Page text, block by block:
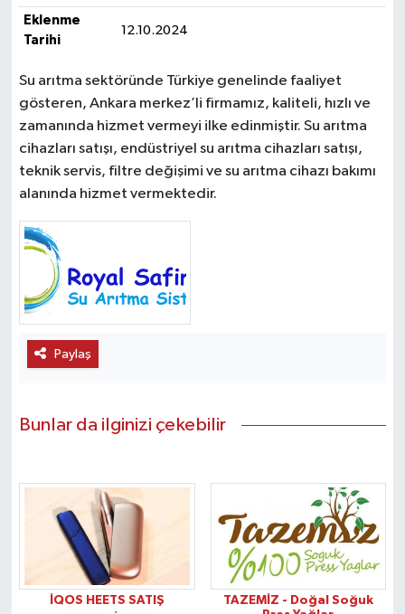
Eklenme
Tarihi
12.10.2024
Su arıtma sektöründe Türkiye genelinde faaliyet
gösteren, Ankara merkez’li firmamız, kaliteli, hızlı ve
zamanında hizmet vermeyi ilke edinmiştir. Su arıtma
cihazları satışı, endüstriyel su arıtma cihazları satışı,
teknik servis, filtre değişimi ve su arıtma cihazı bakımı
alanında hizmet vermektedir.
Paylaş
Bunlar da ilginizi çekebilir
İQOS HEETS SATIŞ
TAZEMİZ - Doğal Soğuk